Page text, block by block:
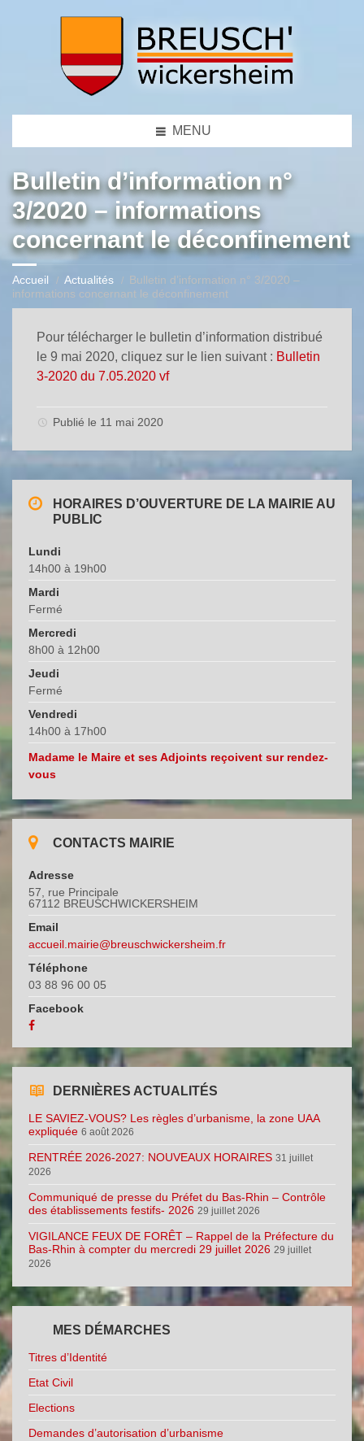
MENU
Bulletin d’information n°
3/2020 – informations
concernant le déconfinement
Accueil Actualités
Bulletin d’information n° 3/2020 –
informations concernant le déconfinement
Pour télécharger le bulletin d’information distribué
le 9 mai 2020, cliquez sur le lien suivant : Bulletin
3-2020 du 7.05.2020 vf
Publié le 11 mai 2020
HORAIRES D’OUVERTURE DE LA MAIRIE AU
PUBLIC
Lundi
14h00 à 19h00
Mardi
Fermé
Mercredi
8h00 à 12h00
Jeudi
Fermé
Vendredi
14h00 à 17h00
Madame le Maire et ses Adjoints reçoivent sur rendez-
vous
CONTACTS MAIRIE
Adresse
57, rue Principale
67112 BREUSCHWICKERSHEIM
Email
accueil.mairie@breuschwickersheim.fr
Téléphone
03 88 96 00 05
Facebook
DERNIÈRES ACTUALITÉS
LE SAVIEZ-VOUS? Les règles d’urbanisme, la zone UAA
expliquée 6 août 2026
RENTRÉE 2026-2027: NOUVEAUX HORAIRES 31 juillet
2026
Communiqué de presse du Préfet du Bas-Rhin – Contrôle
des établissements festifs- 2026 29 juillet 2026
VIGILANCE FEUX DE FORÊT – Rappel de la Préfecture du
Bas-Rhin à compter du mercredi 29 juillet 2026 29 juillet
2026
MES DÉMARCHES
Titres d’Identité
Etat Civil
Elections
Demandes d’autorisation d’urbanisme